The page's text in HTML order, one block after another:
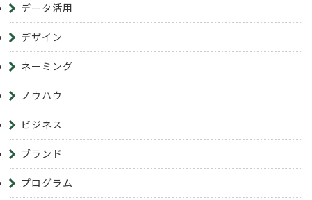
データ活用
デザイン
ネーミング
ノウハウ
ビジネス
ブランド
プログラム